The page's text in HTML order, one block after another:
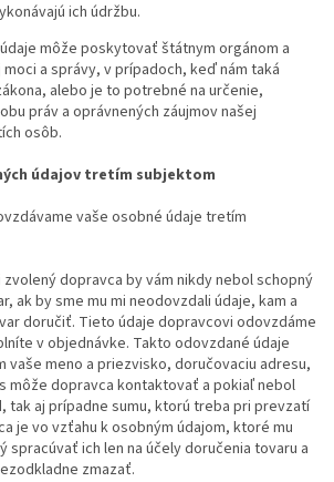
ich údržbu.
môže poskytovať štátnym orgánom a
a správy, v prípadoch, keď nám taká
alebo je to potrebné na určenie,
práv a oprávnených záujmov našej
osôb.
údajov tretím subjektom
vaše osobné údaje tretím
dopravca by vám nikdy nebol schopný
ak by sme mu mi neodovzdali údaje, kam a
doručiť. Tieto údaje dopravcovi odovzdáme
v objednávke. Takto odovzdané údaje
vaše meno a priezvisko, doručovaciu adresu,
môže dopravca kontaktovať a pokiaľ nebol
tak aj prípadne sumu, ktorú treba pri prevzatí
je vo vzťahu k osobným údajom, ktoré mu
spracúvať ich len na účely doručenia tovaru a
zmazať.